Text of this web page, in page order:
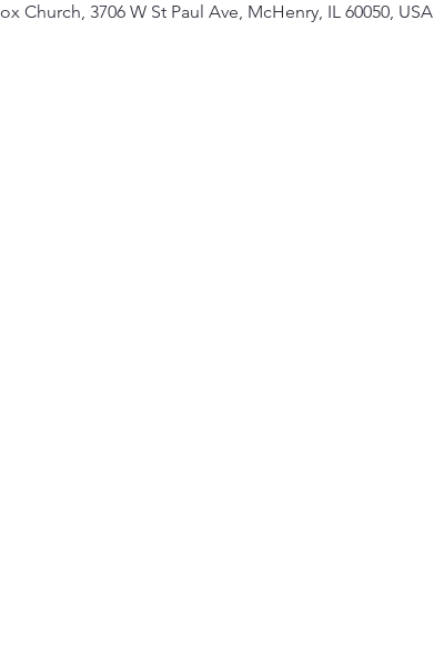
Church, 3706 W St Paul Ave, McHenry, IL 60050, USA